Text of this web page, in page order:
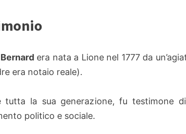
era nata a Lione nel 1777 da
era notaio reale).
tutta la sua generazione, fu testimone
politico e sociale.